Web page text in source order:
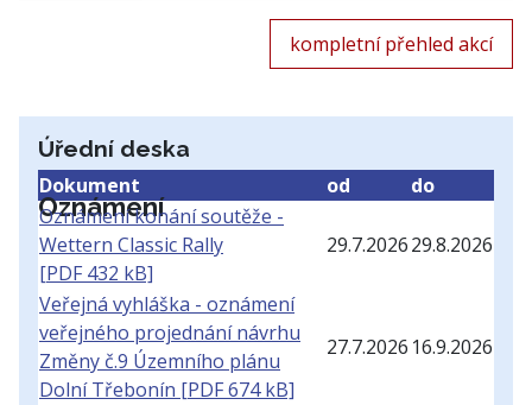
kompletní přehled akcí
Úřední deska
Oznámení
Dokument od
do
Oznámení konání soutěže -
Wettern Classic Rally
[PDF 432 kB]
29.7.202629.8.2026
Veřejná vyhláška - oznámení
veřejného projednání návrhu
Změny č.9 Územního plánu
Dolní Třebonín [PDF 674 kB]
27.7.2026 16.9.2026